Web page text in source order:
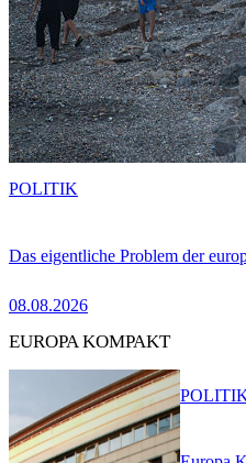
Das eigentliche Problem der
08.08.2026
POLITIK
EUROPA KOMPAKT